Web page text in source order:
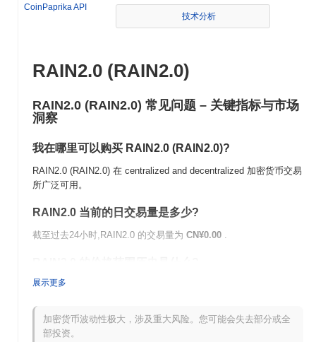
CoinPaprika API
技术分析
RAIN2.0 (RAIN2.0)
RAIN2.0 (RAIN2.0) 常见问题 – 关键指标与市场
洞察
我在哪里可以购买 RAIN2.0 (RAIN2.0)?
RAIN2.0 (RAIN2.0) 在 centralized and decentralized 加密货币交易
所广泛可用。
RAIN2.0 当前的日交易量是多少?
截至过去24小时,RAIN2.0 的交易量为 CN¥0.00 .
历史最高价(ATH):
RAIN2.0 目前的交易价格低于其ATH
展示更多
加密货币波动性极大，涉及重大风险。您可能会失去部分或全
部投资。